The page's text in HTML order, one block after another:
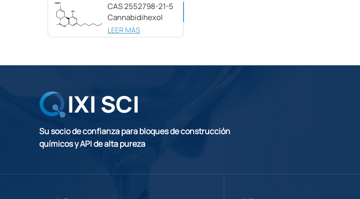
CAS 2552798-21-5
Cannabidihexol
(CBDH), 98%
LEER MÁS
Su socio de confianza para bloques de construcción
químicos y API de alta pureza